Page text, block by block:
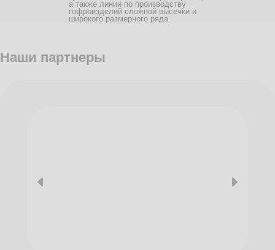
а также линии по производству
гофроизделий сложной высечки и
широкого размерного ряда.
Наши партнеры